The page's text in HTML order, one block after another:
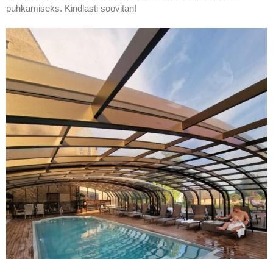
puhkamiseks. Kindlasti soovitan!